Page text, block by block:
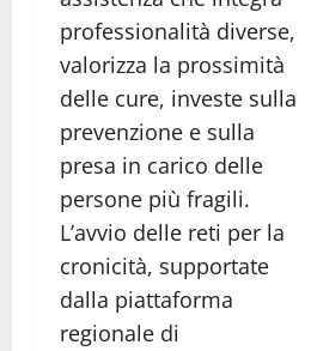
professionalità diverse,
valorizza la prossimità
delle cure, investe sulla
prevenzione e sulla
presa in carico delle
persone più fragili.
L’avvio delle reti per la
cronicità, supportate
dalla piattaforma
regionale di